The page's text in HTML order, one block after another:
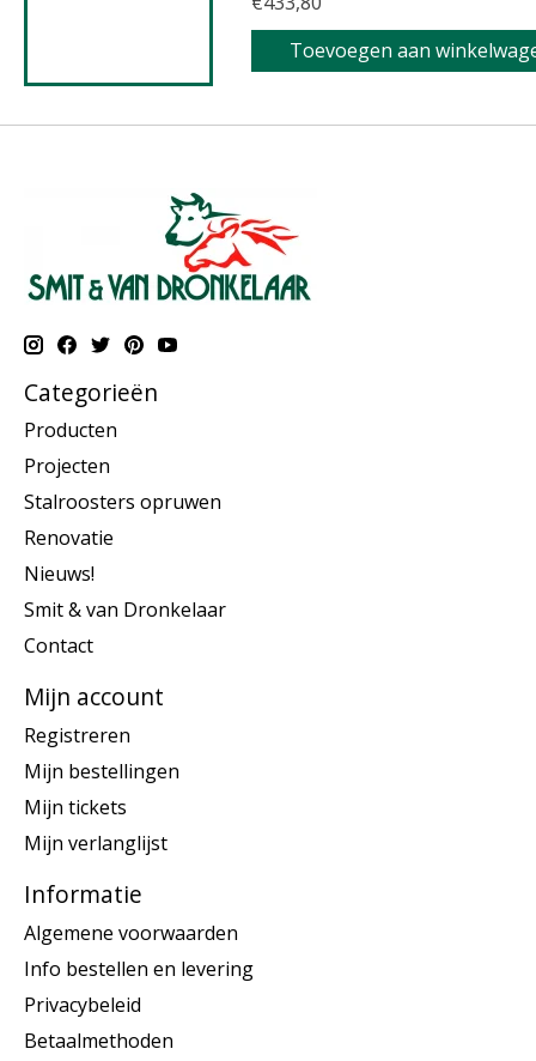
Toevoegen aan
Categorieën
Producten
Projecten
Stalroosters opruwen
Renovatie
Nieuws!
Smit & van Dronkelaar
Contact
Mijn account
Registreren
Mijn bestellingen
Mijn tickets
Mijn verlanglijst
Informatie
Algemene voorwaarden
Info bestellen en levering
Privacybeleid
Betaalmethoden